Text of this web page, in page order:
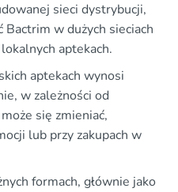
sieci dystrybucji,
Bactrim w dużych sieciach
aptekach.
aptekach wynosi
w zależności od
się zmieniać,
lub przy zakupach w
formach, głównie jako